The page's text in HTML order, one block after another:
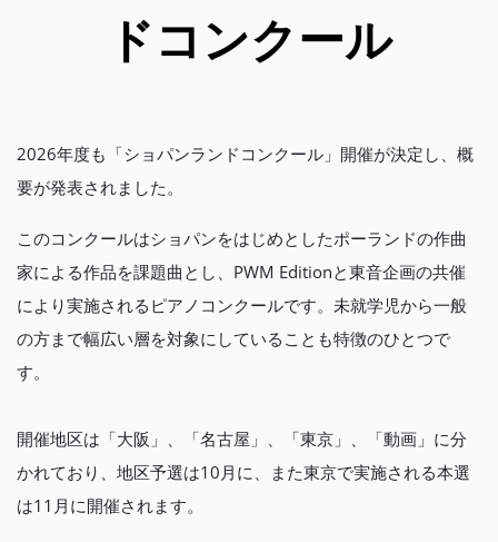
ドコンクール
2026年度も「ショパンランドコンクール」開催が決定し、概
要が発表されました。
このコンクールはショパンをはじめとしたポーランドの作曲
家による作品を課題曲とし、PWM Editionと東音企画の共催
により実施されるピアノコンクールです。未就学児から一般
の方まで幅広い層を対象にしていることも特徴のひとつで
す。
開催地区は「大阪」、「名古屋」、「東京」、「動画」に分
かれており、地区予選は10月に、また東京で実施される本選
は11月に開催されます。